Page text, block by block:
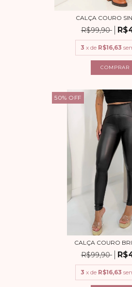
CALÇA COURO
R$99,90
3 x de R$16,63
COMPRAR
50% OFF
CALÇA COURO
R$99,90
3 x de R$16,63